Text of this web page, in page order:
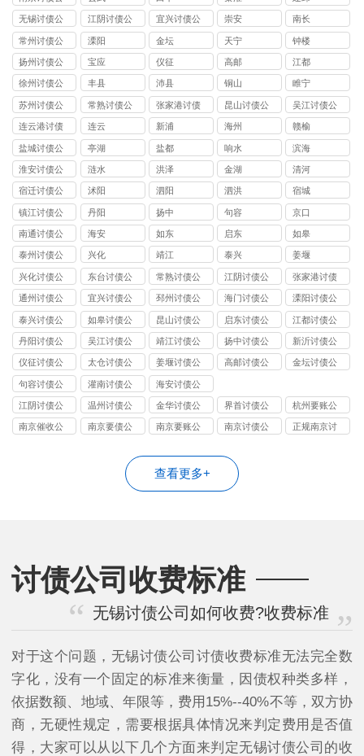
司
无锡讨债公
司
江阴讨债公
司
宜兴讨债公
司
崇安 南长
常州讨债公
司
溧阳 金坛 天宁 钟楼
扬州讨债公
司
宝应 仪征 高邮 江都
徐州讨债公
司
丰县 沛县 铜山 睢宁
苏州讨债公
司
常熟讨债公
司
张家港讨债
公司
昆山讨债公
司
吴江讨债公
司
连云港讨债
公司
连云 新浦 海州 赣榆
盐城讨债公
司
亭湖 盐都 响水 滨海
淮安讨债公
司
涟水 洪泽 金湖 清河
宿迁讨债公
司
沭阳 泗阳 泗洪 宿城
镇江讨债公
司
丹阳 扬中 句容 京口
南通讨债公
司
海安 如东 启东 如皋
泰州讨债公
司
兴化 靖江 泰兴 姜堰
兴化讨债公
司
东台讨债公
司
常熟讨债公
司
江阴讨债公
司
张家港讨债
公司
通州讨债公
司
宜兴讨债公
司
邳州讨债公
司
海门讨债公
司
溧阳讨债公
司
泰兴讨债公
司
如皋讨债公
司
昆山讨债公
司
启东讨债公
司
江都讨债公
司
丹阳讨债公
司
吴江讨债公
司
靖江讨债公
司
扬中讨债公
司
新沂讨债公
司
仪征讨债公
司
太仓讨债公
司
姜堰讨债公
司
高邮讨债公
金坛讨债公
句容讨债公
司
灌南讨债公
司
海安讨债公
司
江阴讨债公
司
温州讨债公
司
金华讨债公
司
界首讨债公
司
杭州要账公
司哪家好
南京催收公
南京要债公
南京要账公
南京讨债公
正规南京讨
查看更多+
讨债公司收费标准
无锡讨债公司如何收费?收费标准
对于这个问题，无锡讨债公司讨债收费标准无法完全数
字化，没有一个固定的标准来衡量，因债权种类多样，
依据数额、地域、年限等，费用15%--40%不等，双方协
商，无硬性规定，需要根据具体情况来判定费用是否值
得，大家可以从以下几个方面来判定无锡讨债公司的收